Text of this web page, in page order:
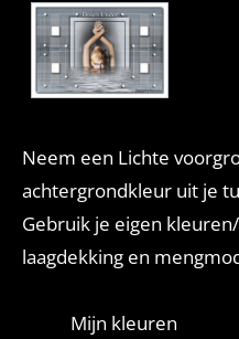
Neem een Lichte
achtergrondkleur uit je
Gebruik je eigen
laagdekking en
Mijn kleuren